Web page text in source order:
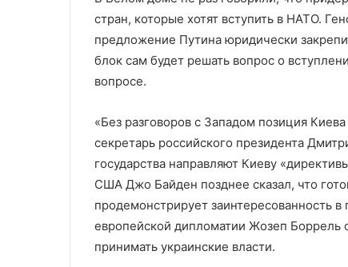
стран, которые хотят вступить в НАТО.
предложение Путина юридически
блок сам будет решать вопрос о
вопросе.
«Без разговоров с Западом позиция
секретарь российского президента
государства направляют Киеву
США Джо Байден позднее сказал, что
продемонстрирует заинтересованность
европейской дипломатии Жозеп
принимать украинские власти.